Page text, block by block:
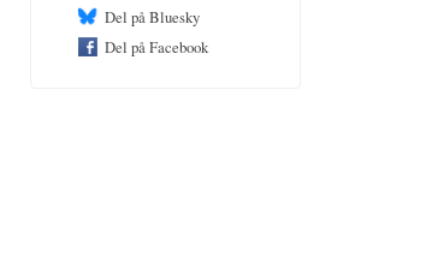
Del på Bluesky
Del på Facebook